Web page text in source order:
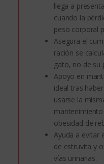
llega a
cuando la
peso corporal
Asegura el
ración se
gato, no de su
Apoyo en
ideal tras
usarse la
obesidad de
Ayuda a evitar
de estruvita y
vías urinarias.